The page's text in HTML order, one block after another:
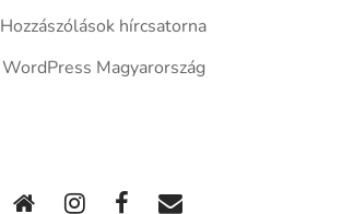
Hozzászólások hírcsatorna
WordPress Magyarország